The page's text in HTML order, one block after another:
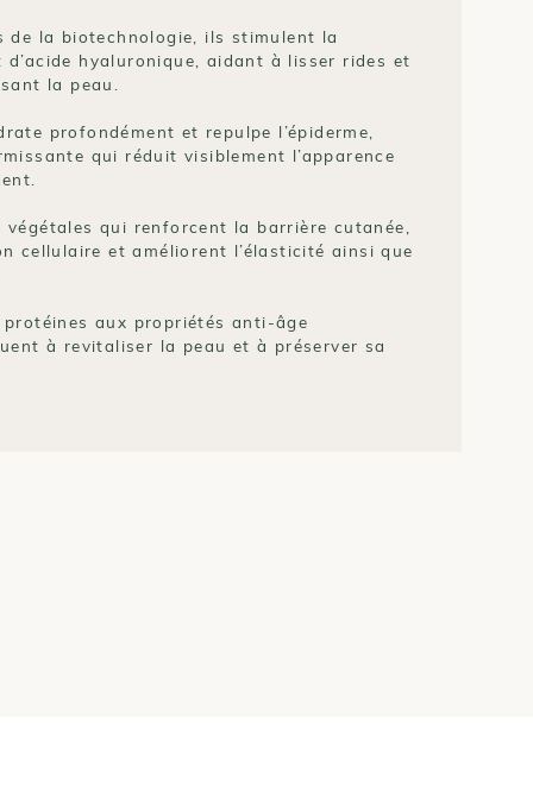
de la biotechnologie, ils stimulent la
d’acide hyaluronique, aidant à lisser rides et
la peau.
profondément et repulpe l’épiderme,
qui réduit visiblement l’apparence
végétales qui renforcent la barrière cutanée,
cellulaire et améliorent l’élasticité ainsi que
protéines aux propriétés anti-âge
à revitaliser la peau et à préserver sa